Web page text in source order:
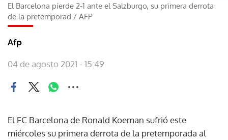
El Barcelona pierde 2-1 ante el Salzburgo, su primera derrota
de la pretemporad / AFP
Afp
04 de agosto 2021 - 15:49
El FC Barcelona de Ronald Koeman sufrió este
miércoles su primera derrota de la pretemporada al